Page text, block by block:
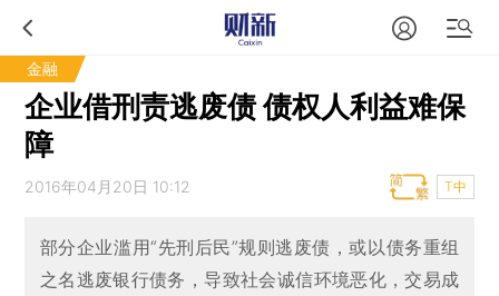
金融
企业借刑责逃废债 债权人利益难保
障
2016年04月20日 10:12 T中
部分企业滥用“先刑后民”规则逃废债，或以债务重组
之名逃废银行债务，导致社会诚信环境恶化，交易成